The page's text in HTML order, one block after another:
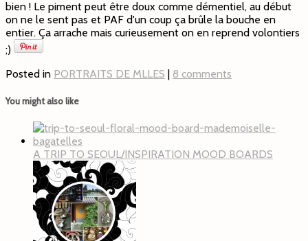
bien ! Le piment peut être doux comme démentiel, au début
on ne le sent pas et PAF d'un coup ça brûle la bouche en
entier. Ça arrache mais curieusement on en reprend volontiers
;)
Posted in PORTRAITS DE MLLES | 8 comments
You might also like
A TRIP TO SEOUL/INSPIRATION MOOD BOARDS